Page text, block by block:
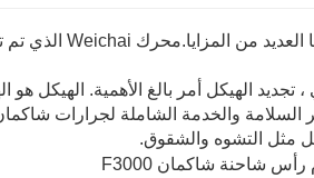
محرك Weichai الذي تم تجديده على الشاحنات
الهيكل أمر بالغ الأهمية. الهيكل هو
والخدمة الشاملة لجرارات شاكمان
مثل التشوه والشقوق.